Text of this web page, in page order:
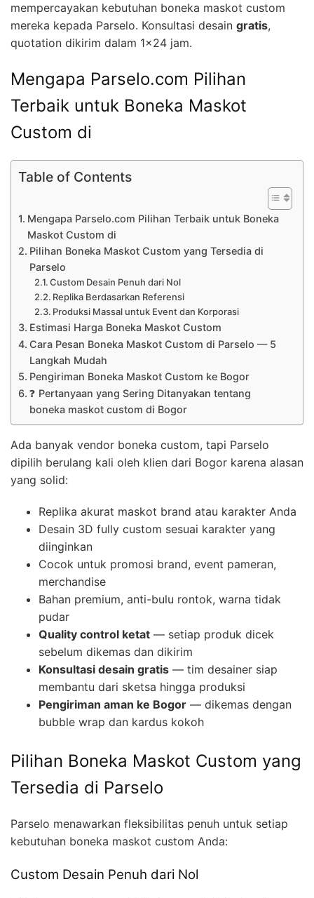
mempercayakan kebutuhan boneka maskot custom
mereka kepada Parselo. Konsultasi desain gratis,
quotation dikirim dalam 1×24 jam.
Mengapa Parselo.com Pilihan
Terbaik untuk Boneka Maskot
Custom di
Table of Contents
Mengapa Parselo.com Pilihan Terbaik untuk Boneka
Maskot Custom di
Pilihan Boneka Maskot Custom yang Tersedia di
Parselo
Custom Desain Penuh dari Nol
Replika Berdasarkan Referensi
Produksi Massal untuk Event dan Korporasi
Estimasi Harga Boneka Maskot Custom
Cara Pesan Boneka Maskot Custom di Parselo — 5
Langkah Mudah
Pengiriman Boneka Maskot Custom ke Bogor
❓ Pertanyaan yang Sering Ditanyakan tentang
boneka maskot custom di Bogor
Ada banyak vendor boneka custom, tapi Parselo
dipilih berulang kali oleh klien dari Bogor karena alasan
yang solid:
Replika akurat maskot brand atau karakter Anda
Desain 3D fully custom sesuai karakter yang
diinginkan
Cocok untuk promosi brand, event pameran,
merchandise
Bahan premium, anti-bulu rontok, warna tidak
pudar
Quality control ketat — setiap produk dicek
sebelum dikemas dan dikirim
Konsultasi desain gratis — tim desainer siap
membantu dari sketsa hingga produksi
Pengiriman aman ke Bogor — dikemas dengan
bubble wrap dan kardus kokoh
Pilihan Boneka Maskot Custom yang
Tersedia di Parselo
Parselo menawarkan fleksibilitas penuh untuk setiap
kebutuhan boneka maskot custom Anda:
Custom Desain Penuh dari Nol